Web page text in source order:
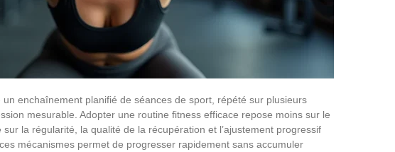
enchaînement planifié de séances de sport, répété sur plusieurs
mesurable. Adopter une routine fitness efficace repose moins sur le
sur la régularité, la qualité de la récupération et l’ajustement progressif
mécanismes permet de progresser rapidement sans accumuler